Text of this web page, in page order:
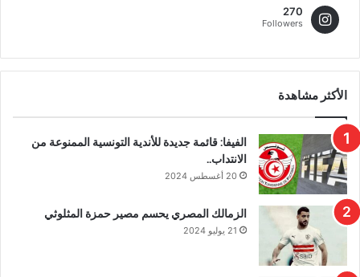
270
Followers
الأكثر مشاهدة
الفيفا: قائمة جديدة للأندية التونسية الممنوعة من
الانتداب..
20 أغسطس 2024
الزمالك المصري يحسم مصير حمزة المثلوثي
21 يوليو 2024